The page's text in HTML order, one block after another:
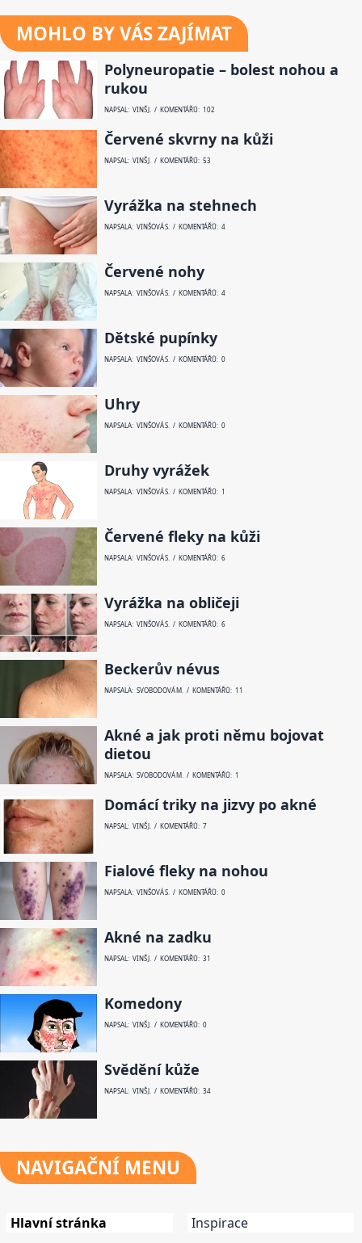
MOHLO BY VÁS ZAJÍMAT
Polyneuropatie – bolest nohou a
rukou
NAPSAL: VINŠ J. / KOMENTÁŘŮ: 102
Červené skvrny na kůži
NAPSAL: VINŠ J. / KOMENTÁŘŮ: 53
Vyrážka na stehnech
NAPSALA: VINŠOVÁ S. / KOMENTÁŘŮ: 4
Červené nohy
NAPSALA: VINŠOVÁ S. / KOMENTÁŘŮ: 4
Dětské pupínky
NAPSALA: VINŠOVÁ S. / KOMENTÁŘŮ: 0
Uhry
NAPSALA: VINŠOVÁ S. / KOMENTÁŘŮ: 0
Druhy vyrážek
NAPSALA: VINŠOVÁ S. / KOMENTÁŘŮ: 1
Červené fleky na kůži
NAPSALA: VINŠOVÁ S. / KOMENTÁŘŮ: 6
Vyrážka na obličeji
NAPSALA: VINŠOVÁ S. / KOMENTÁŘŮ: 6
Beckerův névus
NAPSALA: SVOBODOVÁ M. / KOMENTÁŘŮ: 11
Akné a jak proti němu bojovat
dietou
NAPSALA: SVOBODOVÁ M. / KOMENTÁŘŮ: 1
Domácí triky na jizvy po akné
NAPSAL: VINŠ J. / KOMENTÁŘŮ: 7
Fialové fleky na nohou
NAPSALA: VINŠOVÁ S. / KOMENTÁŘŮ: 0
Akné na zadku
NAPSAL: VINŠ J. / KOMENTÁŘŮ: 31
Komedony
NAPSAL: VINŠ J. / KOMENTÁŘŮ: 0
Svědění kůže
NAPSAL: VINŠ J. / KOMENTÁŘŮ: 34
NAVIGAČNÍ MENU
Hlavní stránka Inspirace